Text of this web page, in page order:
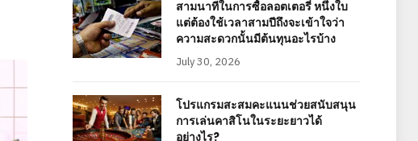
สามนาทีในการซื้อลอตเตอรี่ หนึ่งใบ
แต่ต้องใช้เวลาสามปีถึงจะเข้าใจว่า
ความสะดวกนั้นมีต้นทุนอะไรบ้าง
July 30, 2026
โปรแกรมสะสมคะแนนช่วยสนับสนุน
การเล่นคาสิโนในระยะยาวได้
อย่างไร?